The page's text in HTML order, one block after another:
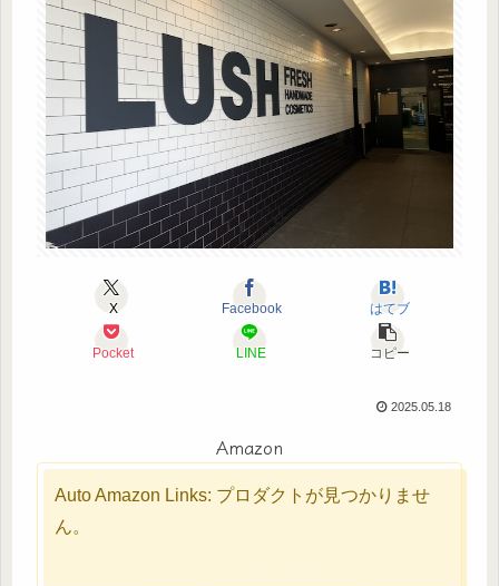
X Facebook はてブ
Pocket LINE コピー
2025.05.18
Amazon
Auto Amazon Links: プロダクトが見つかりませ
ん。